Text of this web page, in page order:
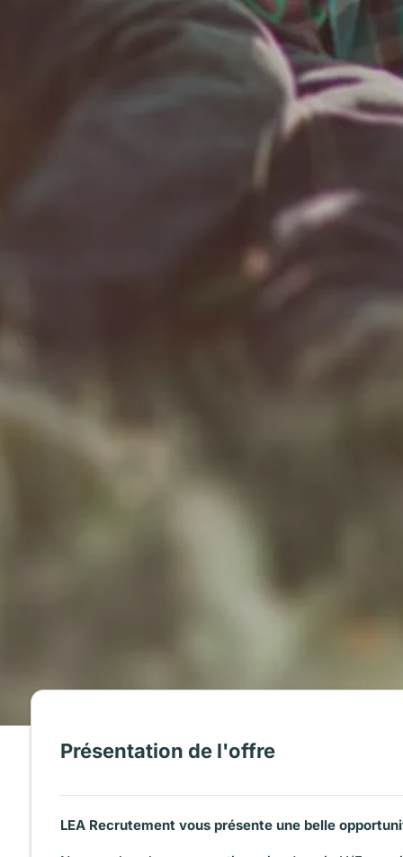
Présentation de l'offre
LEA Recrutement vous présente une belle